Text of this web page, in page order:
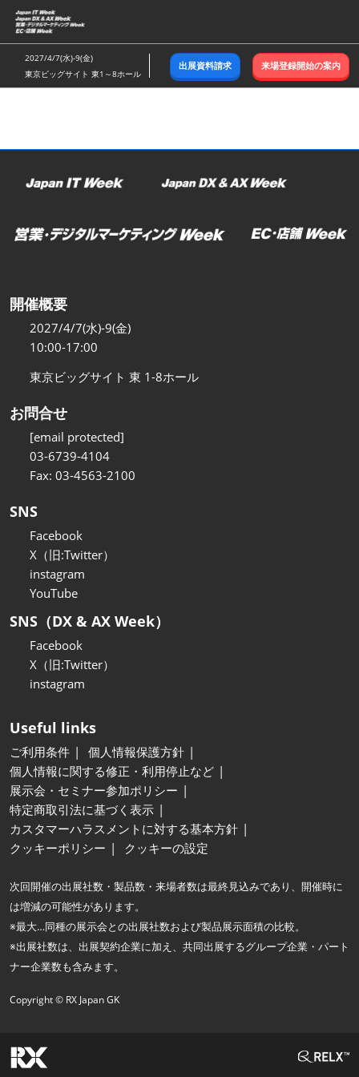
ス
キ
ッ
し
む
2027/4/7(水)-9(金)
東京ビッグサイト 東1～8ホール
出展資料請求 来場登録開始の案内
開催概要
2027/4/7(水)-9(金)
10:00-17:00
東京ビッグサイト 東 1-8ホール
お問合せ
[email protected]
03-6739-4104
Fax: 03-4563-2100
SNS
Facebook
X（旧:Twitter）
instagram
YouTube
SNS（DX & AX Week）
Facebook
X（旧:Twitter）
instagram
Useful links
ご利用条件
個人情報保護方針
個人情報に関する修正・利用停止など
展示会・セミナー参加ポリシー
特定商取引法に基づく表示
カスタマーハラスメントに対する基本方針
クッキーポリシー
クッキーの設定
次回開催の出展社数・製品数・来場者数は最終見込みであり、開催時に
は増減の可能性があります。
※最大…同種の展示会との出展社数および製品展示面積の比較。
※出展社数は、出展契約企業に加え、共同出展するグループ企業・パート
ナー企業数も含みます。
Copyright © RX Japan GK